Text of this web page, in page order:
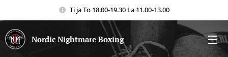
Ti ja To 18.00-19.30 La 11.00-13.00
Nordic Nightmare Boxing